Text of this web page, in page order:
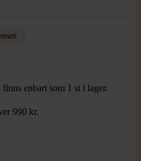
enbart som 1 st i lager.
990 kr.